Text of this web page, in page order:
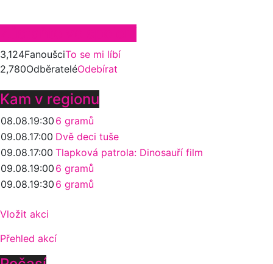
3,124FanoušciTo se mi líbí
2,780OdběrateléOdebírat
Kam v regionu
08.08.19:30 6 gramů
09.08.17:00 Dvě deci tuše
09.08.17:00 Tlapková patrola: Dinosauří film
09.08.19:00 6 gramů
09.08.19:30 6 gramů
Vložit akci
Přehled akcí